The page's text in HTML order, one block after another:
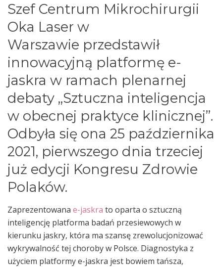
Szef Centrum Mikrochirurgii
Oka Laser w
Warszawie przedstawił
innowacyjną platformę e-
jaskra w ramach plenarnej
debaty „Sztuczna inteligencja
w obecnej praktyce klinicznej”.
Odbyła się ona 25 października
2021, pierwszego dnia trzeciej
już edycji Kongresu Zdrowie
Polaków.
Zaprezentowana e-jaskra to oparta o sztuczną
inteligencję platforma badań przesiewowych w
kierunku jaskry, która ma szansę zrewolucjonizować
wykrywalność tej choroby w Polsce. Diagnostyka z
użyciem platformy e-jaskra jest bowiem tańsza,